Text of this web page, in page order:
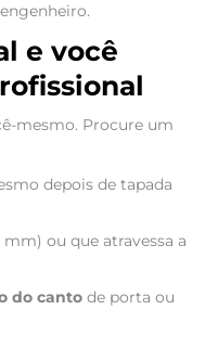
e você
mesmo. Procure um
depois de tapada
mm) ou que atravessa a
do cantode porta ou